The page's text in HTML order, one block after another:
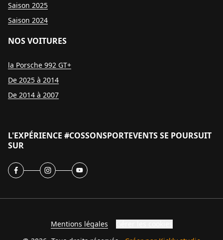
Saison 2025
Saison 2024
NOS VOITURES
la Porsche 992 GT+
De 2025 à 2014
De 2014 à 2007
L'EXPÉRIENCE #COSSONSPORTEVENTS SE POURSUIT
SUR
Mentions légales